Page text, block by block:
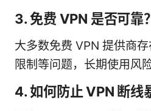
3. 免费 VPN 是否可靠？
大多数免费 VPN 提供商
限制等问题，长期使用风
4. 如何防止 VPN 断线